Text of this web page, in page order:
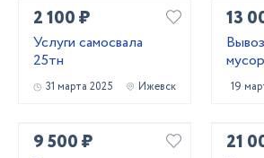
2 100 ₽
Услуги самосвала
25тн
31 марта 2025 Ижевск
13
19
9 500 ₽ 21